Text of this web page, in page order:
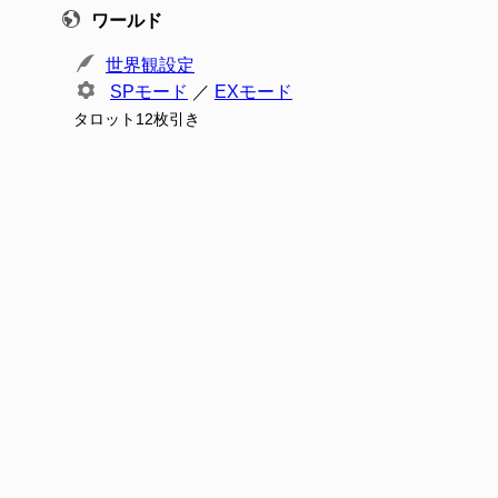
ワールド
世界観設定
SPモード ／ EXモード
タロット12枚引き